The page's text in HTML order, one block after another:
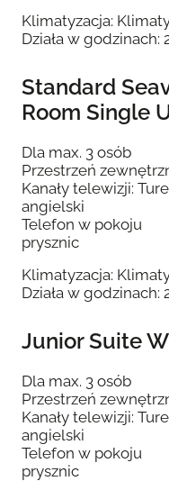
Klimatyzacja:
Działa w godzinach:
Standard
Room Single
Dla max. 3 osób
Przestrzeń
Kanały telewizji:
angielski
Telefon w pokoju
prysznic
Klimatyzacja:
Działa w godzinach:
Junior Suite
Dla max. 3 osób
Przestrzeń
Kanały telewizji:
angielski
Telefon w pokoju
prysznic